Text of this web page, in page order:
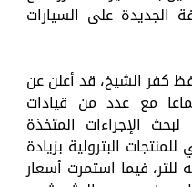
الجديدة على السيارات
كفر الشيخ، قد أعلن عن
مع عدد من قيادات
لبحث الإجراءات المتخذة
البترولية بزيادة
للتر، فيما استمرت أسعار